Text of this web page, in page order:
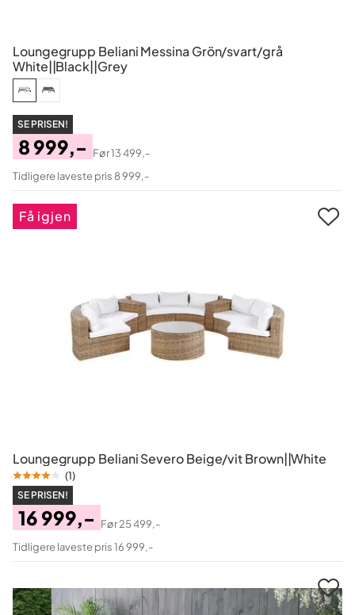
Loungegrupp Beliani Messina Grön/svart/grå
White||Black||Grey
SE PRISEN!
Pris
8 999,-
Original
Pris
Før13 499,-
Tidligere laveste pris 8 999,-
Loungegrupp Beliani Severo Beige/vit Brown||White
(1)
SE PRISEN!
Pris
16 999,-
Original
Pris
Før25 499,-
Tidligere laveste pris 16 999,-
Få igjen